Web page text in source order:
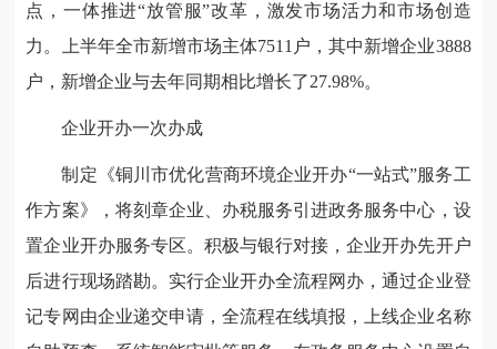
点，一体推进“放管服”改革，激发市场活力和市场创造
力。上半年全市新增市场主体7511户，其中新增企业3888
户，新增企业与去年同期相比增长了27.98%。
企业开办一次办成
制定《铜川市优化营商环境企业开办“一站式”服务工
作方案》，将刻章企业、办税服务引进政务服务中心，设
置企业开办服务专区。积极与银行对接，企业开办先开户
后进行现场踏勘。实行企业开办全流程网办，通过企业登
记专网由企业递交申请，全流程在线填报，上线企业名称